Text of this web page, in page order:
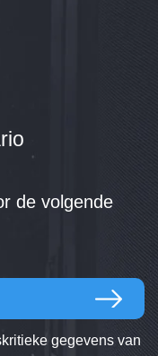
de volgende
gegevens van